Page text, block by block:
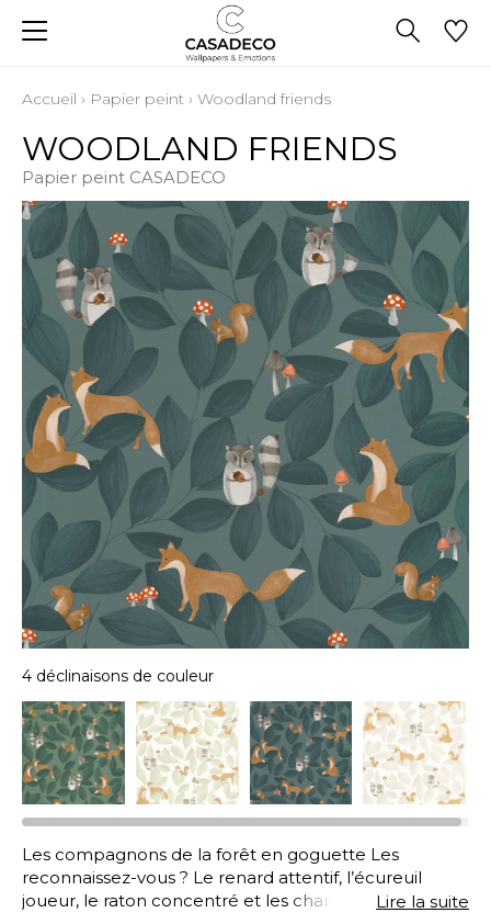
Accueil › Papier peint › Woodland friends
WOODLAND FRIENDS
Papier peint CASADECO
4 déclinaisons de couleur
Les compagnons de la forêt en goguette Les
reconnaissez-vous ? Le renard attentif, l’écureuil
joueur, le raton concentré et les champignons rigolos
Lire la suite